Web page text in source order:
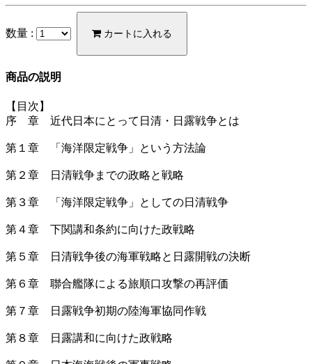
数量 : カートに入れる
商品の説明
【目次】
序 章 近代日本にとって日清・日露戦争とは
第１章 「海洋限定戦争」という方法論
第２章 日清戦争までの政略と戦略
第３章 「海洋限定戦争」としての日清戦争
第４章 下関講和条約に向けた政戦略
第５章 日清戦争後の海軍戦略と日露開戦の決断
第６章 聯合艦隊による旅順口攻撃の再評価
第７章 日露戦争初期の陸海軍協同作戦
第８章 日露講和に向けた政戦略